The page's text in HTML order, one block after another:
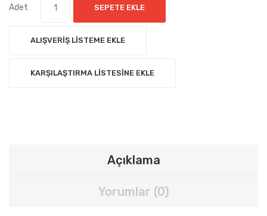
Adet SEPETE EKLE
ALIŞVERIŞ LISTEME EKLE
KARŞILAŞTIRMA LISTESINE EKLE
Açıklama
Yorumlar (0)